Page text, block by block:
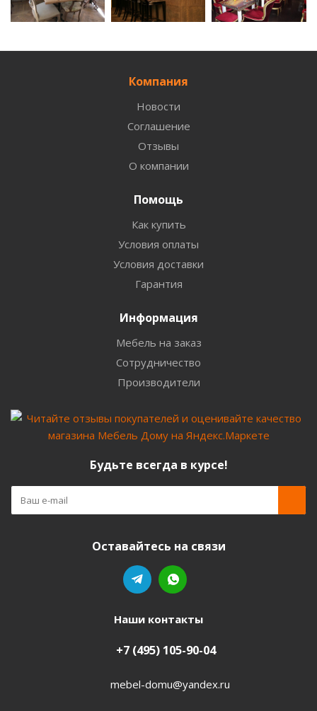
Компания
Новости
Соглашение
Отзывы
О компании
Помощь
Как купить
Условия оплаты
Условия доставки
Гарантия
Информация
Мебель на заказ
Сотрудничество
Производители
Будьте всегда в курсе!
Оставайтесь на связи
Наши контакты
+7 (495) 105-90-04
mebel-domu@yandex.ru